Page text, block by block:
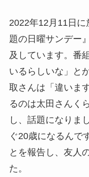
2022年12月11日
題の日曜サンデー
及しています。番
いるらしいな」と
取さんは「違いま
るのは太田さんく
し、話題になりま
ぐ20歳になるんで
とを報告し、友人
た。